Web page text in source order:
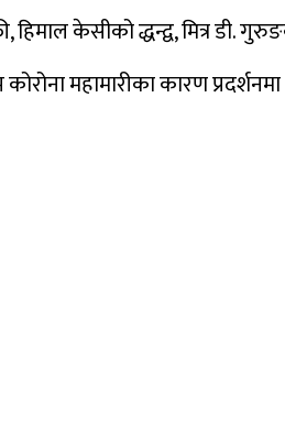
हिमाल केसीको द्धन्द्व, मित्र डी.
महामारीका कारण